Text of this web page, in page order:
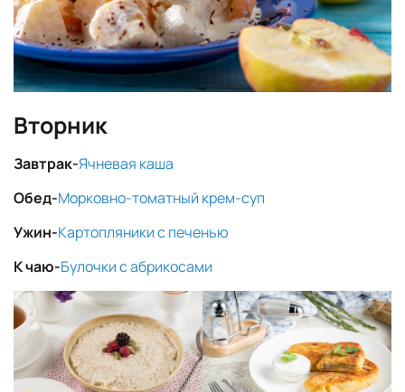
Вторник
Завтрак-Ячневая каша
Обед-Морковно-томатный крем-суп
Ужин-Картопляники с печенью
К чаю-Булочки с абрикосами